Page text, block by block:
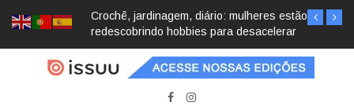
Crochê, jardinagem, diário: mulheres estão
redescobrindo hobbies para desacelerar